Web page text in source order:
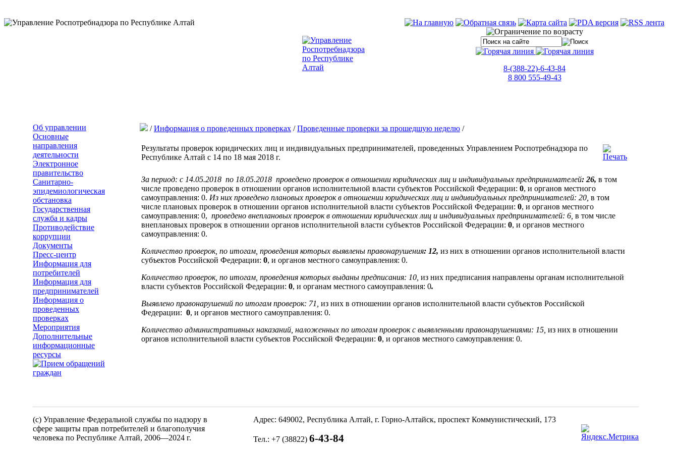
8-(388-22)-6-43-84
8 800 555-49-43
Об управлении
Основные
направления
деятельности
Электронное
правительство
Санитарно-
эпидемиологическая
обстановка
Государственная
служба и кадры
Противодействие
коррупции
Документы
Пресс-центр
Информация для
потребителей
Информация для
предпринимателей
Информация о
проведенных
проверках
Мероприятия
Дополнительные
информационные
ресурсы
/Информация о проведенных проверках /Проведенные проверки за прошедшую неделю /
Результаты проверок юридических лиц и индивидуальных предпринимателей, проведенных Управлением Роспотребнадзора по
Республике Алтай с 14 по 18 мая 2018 г.
За период: с 14.05.2018 по 18.05.2018 проведено проверок в отношении юридических лиц и индивидуальных предпринимателей: 26, в том
числе проведено проверок в отношении органов исполнительной власти субъектов Российской Федерации: 0, и органов местного
самоуправления: 0. Из них проведено плановых проверок в отношении юридических лиц и индивидуальных предпринимателей: 20, в том
числе плановых проверок в отношении органов исполнительной власти субъектов Российской Федерации: 0, и органов местного
самоуправления: 0, проведено внеплановых проверок в отношении юридических лиц и индивидуальных предпринимателей: 6, в том числе
внеплановых проверок в отношении органов исполнительной власти субъектов Российской Федерации: 0, и органов местного
самоуправления: 0.
Количество проверок, по итогам, проведения которых выявлены правонарушения: 12, из них в отношении органов исполнительной власти
субъектов Российской Федерации: 0, и органов местного самоуправления: 0.
Количество проверок, по итогам, проведения которых выданы предписания: 10, из них предписания направлены органам исполнительной
власти субъектов Российской Федерации: 0, и органам местного самоуправления: 0.
Выявлено правонарушений по итогам проверок: 71, из них в отношении органов исполнительной власти субъектов Российской
Федерации: 0, и органов местного самоуправления: 0.
Количество административных наказаний, наложенных по итогам проверок с выявленными правонарушениями: 15, из них в отношении
органов исполнительной власти субъектов Российской Федерации: 0, и органов местного самоуправления: 0.
(c) Управление Федеральной службы по надзору в
сфере защиты прав потребителей и благополучия
человека по Республике Алтай, 2006—2024 г.
Адрес: 649002, Республика Алтай, г. Горно-Алтайск, проспект Коммунистический, 173
Тел.: +7 (38822) 6-43-84